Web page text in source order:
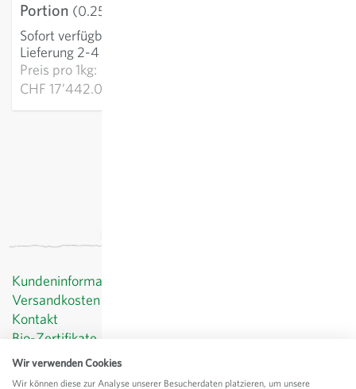
Portion (0.25 g)
Sofort verfügbar
Lieferung 2-4 Tage
Preis pro1kg:
CHF 17’442.00
Kundeninformationen
Versandkosten
Kontakt
Bio-Zertifikate
Datenschutz
AGB
Wir verwenden Cookies
Wir können diese zur Analyse unserer Besucherdaten platzieren, um unsere